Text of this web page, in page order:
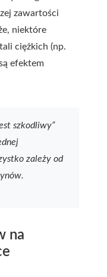
zawartości
niektóre
ciężkich (np.
efektem
szkodliwy”
zależy od
na